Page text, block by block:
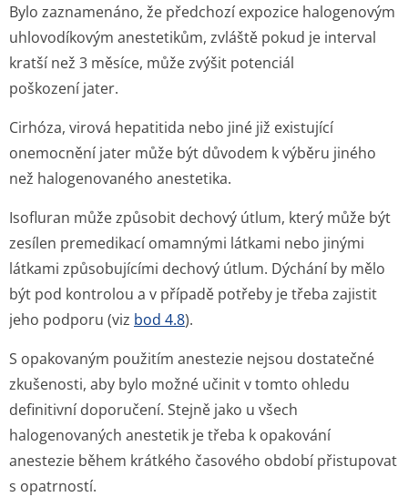
Bylo zaznamenáno, že předchozí expozice halogenovým
uhlovodíkovým anestetikům, zvláště pokud je interval
kratší než 3 měsíce, může zvýšit potenciál
poškození jater.
Cirhóza, virová hepatitida nebo jiné již existující
onemocnění jater může být důvodem k výběru jiného
než halogenovaného anestetika.
Isofluran může způsobit dechový útlum, který může být
zesílen premedikací omamnými látkami nebo jinými
látkami způsobujícími dechový útlum. Dýchání by mělo
být pod kontrolou a v případě potřeby je třeba zajistit
jeho podporu (viz bod 4.8).
S opakovaným použitím anestezie nejsou dostatečné
zkušenosti, aby bylo možné učinit v tomto ohledu
definitivní doporučení. Stejně jako u všech
halogenovaných anestetik je třeba k opakování
anestezie během krátkého časového období přistupovat
s opatrností.